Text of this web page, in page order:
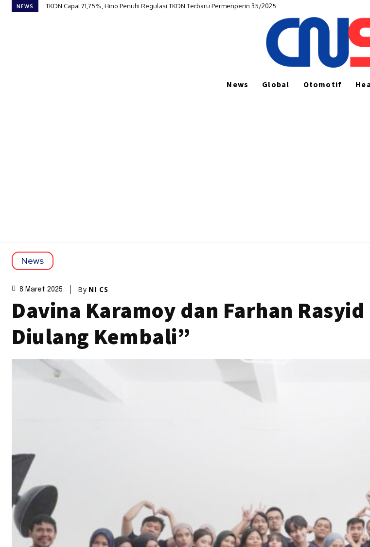
NEWS TKDN Capai 71,75%, Hino Penuhi Regulasi TKDN Terbaru Permenperin 35/2025
News Global Otomotif
News
8 Maret 2025 By NI CS
Davina Karamoy dan Farhan
Diulang Kembali”